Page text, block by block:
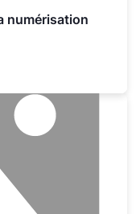
numérisation